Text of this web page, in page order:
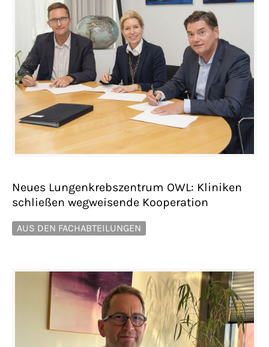
Neues Lungenkrebszentrum OWL: Kliniken
schließen wegweisende Kooperation
AUS DEN FACHABTEILUNGEN